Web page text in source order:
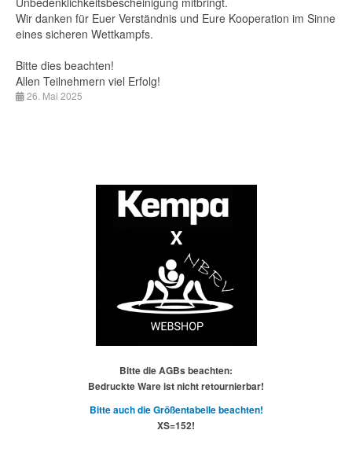
Wir danken für Euer Verständnis und Eure Kooperation im Sinne
eines sicheren Wettkampfs.
Bitte dies beachten!
Allen Teilnehmern viel Erfolg!
26. Mai 2025
Bitte die AGBs beachten:
Bedruckte Ware ist nicht retournierbar!
Bitte auch die Größentabelle beachten!
XS=152!